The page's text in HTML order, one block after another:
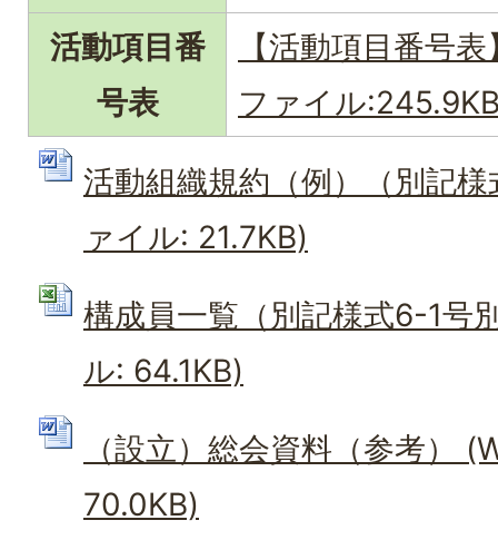
活動項目番
号表
【活動項目番号
ファイル
活動組織規約（例）（別記
ァイル: 21.7KB)
構成員一覧（別記様式6-1号
ル: 64.1KB)
（設立）総会資料（参考）
70.0KB)